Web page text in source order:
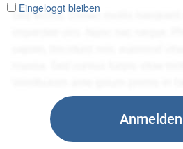
Eingeloggt bleiben